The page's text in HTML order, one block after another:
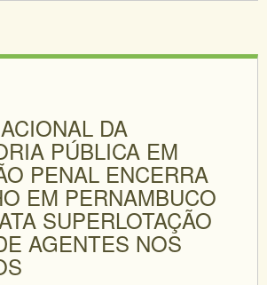
DA
PÚBLICA EM
PENAL ENCERRA
EM PERNAMBUCO
SUPERLOTAÇÃO
AGENTES NOS